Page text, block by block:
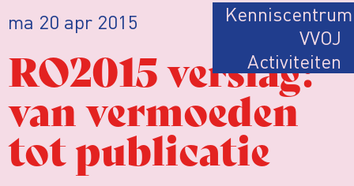
ma 20 apr 2015 Kenniscentrum
VVOJ
Activiteiten
RO2015 verslag:
van vermoeden
tot publicatie